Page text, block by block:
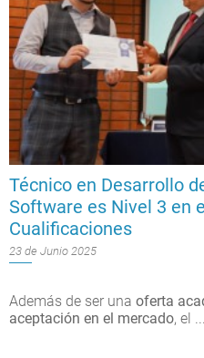
Técnico en Desarrollo
Software es Nivel 3 en
Cualificaciones
23 de Junio 2025
Además de ser una oferta
aceptación en el mercado, el ...